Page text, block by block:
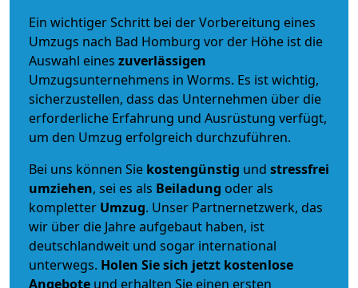
Ein wichtiger Schritt bei der Vorbereitung eines
Umzugs nach Bad Homburg vor der Höhe ist die
Auswahl eines zuverlässigen
Umzugsunternehmens in Worms. Es ist wichtig,
sicherzustellen, dass das Unternehmen über die
erforderliche Erfahrung und Ausrüstung verfügt,
um den Umzug erfolgreich durchzuführen.
Bei uns können Sie kostengünstig und stressfrei
umziehen, sei es als Beiladung oder als
kompletter Umzug. Unser Partnernetzwerk, das
wir über die Jahre aufgebaut haben, ist
deutschlandweit und sogar international
unterwegs. Holen Sie sich jetzt kostenlose
Angebote und erhalten Sie einen ersten